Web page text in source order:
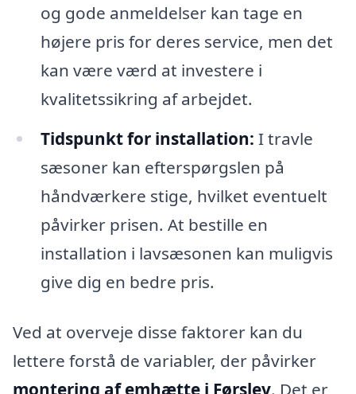
og gode anmeldelser kan tage en
højere pris for deres service, men det
kan være værd at investere i
kvalitetssikring af arbejdet.
Tidspunkt for installation: I travle
sæsoner kan efterspørgslen på
håndværkere stige, hvilket eventuelt
påvirker prisen. At bestille en
installation i lavsæsonen kan muligvis
give dig en bedre pris.
Ved at overveje disse faktorer kan du
lettere forstå de variabler, der påvirker